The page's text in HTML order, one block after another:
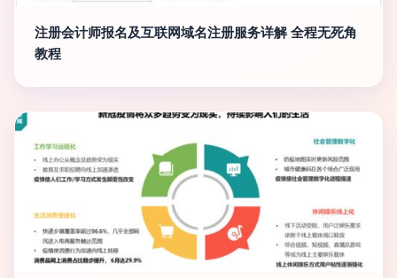
注册会计师报名及互联网域名注册服务详解 全程无死角
教程